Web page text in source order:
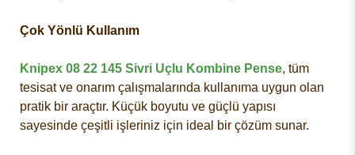
Çok Yönlü Kullanım
Knipex 08 22 145 Sivri Uçlu Kombine Pense, tüm
tesisat ve onarım çalışmalarında kullanıma uygun olan
pratik bir araçtır. Küçük boyutu ve güçlü yapısı
sayesinde çeşitli işleriniz için ideal bir çözüm sunar.